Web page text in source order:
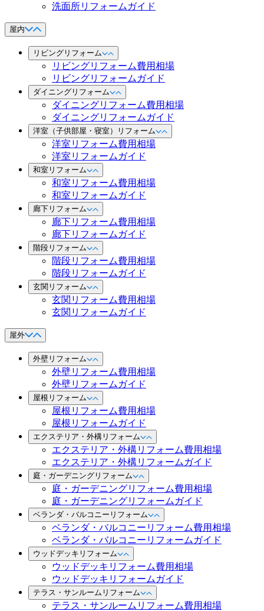
洗面所リフォームガイド
屋内
リビングリフォーム
リビングリフォーム費用相場
リビングリフォームガイド
ダイニングリフォーム
ダイニングリフォーム費用相場
ダイニングリフォームガイド
洋室（子供部屋・寝室）リフォーム
洋室リフォーム費用相場
洋室リフォームガイド
和室リフォーム
和室リフォーム費用相場
和室リフォームガイド
廊下リフォーム
廊下リフォーム費用相場
廊下リフォームガイド
階段リフォーム
階段リフォーム費用相場
階段リフォームガイド
玄関リフォーム
玄関リフォーム費用相場
玄関リフォームガイド
屋外
外壁リフォーム
外壁リフォーム費用相場
外壁リフォームガイド
屋根リフォーム
屋根リフォーム費用相場
屋根リフォームガイド
エクステリア・外構リフォーム
エクステリア・外構リフォーム費用相場
エクステリア・外構リフォームガイド
庭・ガーデニングリフォーム
庭・ガーデニングリフォーム費用相場
庭・ガーデニングリフォームガイド
ベランダ・バルコニーリフォーム
ベランダ・バルコニーリフォーム費用相場
ベランダ・バルコニーリフォームガイド
ウッドデッキリフォーム
ウッドデッキリフォーム費用相場
ウッドデッキリフォームガイド
テラス・サンルームリフォーム
テラス・サンルームリフォーム費用相場